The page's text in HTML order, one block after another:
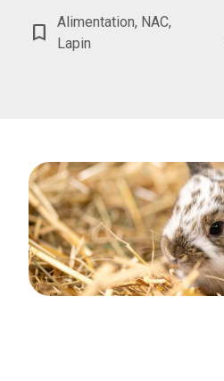
bookmark_border
Alimentation, NAC,
Lapin